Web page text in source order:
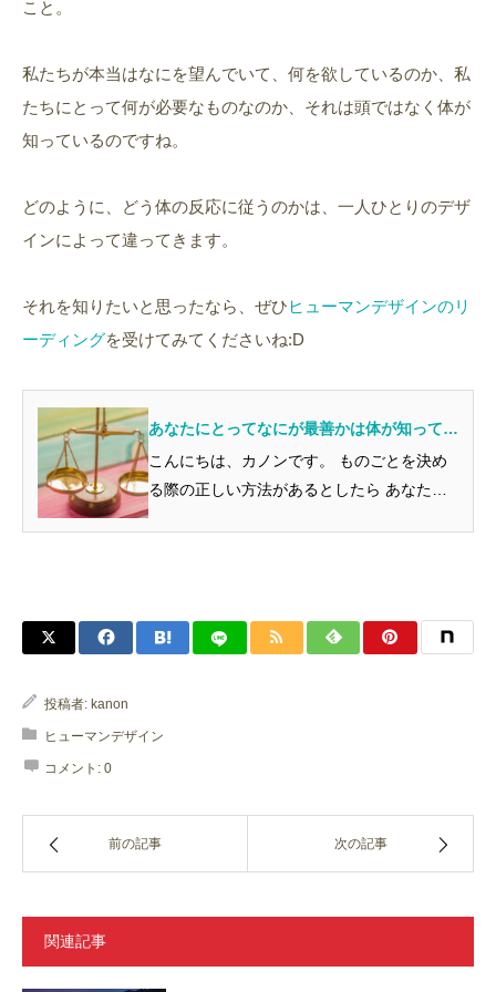
こと。
私たちが本当はなにを望んでいて、何を欲しているのか、私
たちにとって何が必要なものなのか、それは頭ではなく体が
知っているのですね。
どのように、どう体の反応に従うのかは、一人ひとりのデザ
インによって違ってきます。
それを知りたいと思ったなら、ぜひ ヒューマンデザインのリ
ーディングを受けてみてくださいね:D
あなたにとってなにが最善かは体が知ってい
る
こんにちは、カノンです。 ものごとを決め
る際の正しい方法があるとしたら あなたは
投稿者: kanon
ヒューマンデザイン
コメント: 0
前の記事 次の記事
関連記事